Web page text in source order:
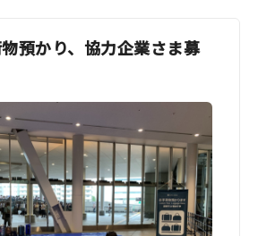
預かり、協力企業さま募